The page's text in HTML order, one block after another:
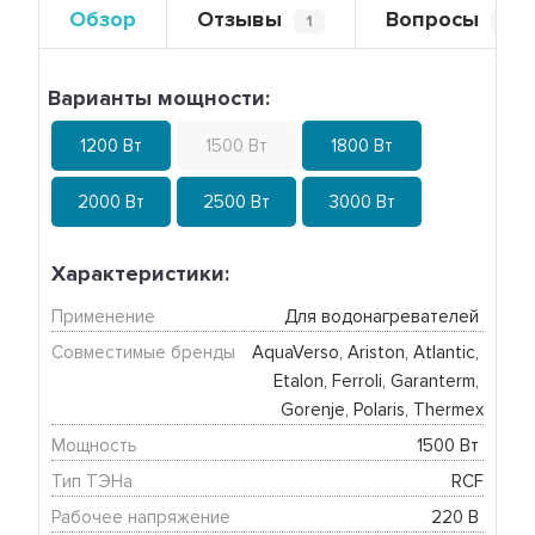
Обзор Отзывы 1 Вопросы
Варианты мощности:
1200 Вт 1500 Вт 1800 Вт
2000 Вт 2500 Вт 3000 Вт
Характеристики:
Применение
Для водонагревателей
Совместимые бренды
AquaVerso, Ariston, Atlantic,
Etalon, Ferroli, Garanterm,
Gorenje, Polaris, Thermex
Мощность
1500 Вт
Тип ТЭНа
RCF
Рабочее напряжение
220 В